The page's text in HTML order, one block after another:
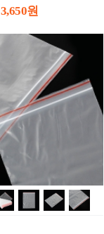
3,650 원